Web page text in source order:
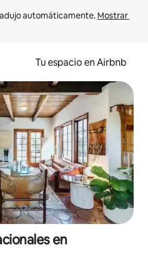
automáticamente. Mostrar
Tu espacio en Airbnb
en